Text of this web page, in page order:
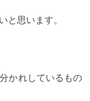
と思います。
かれしているもの